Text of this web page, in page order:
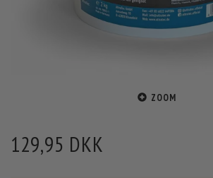
ZOOM
129,95 DKK